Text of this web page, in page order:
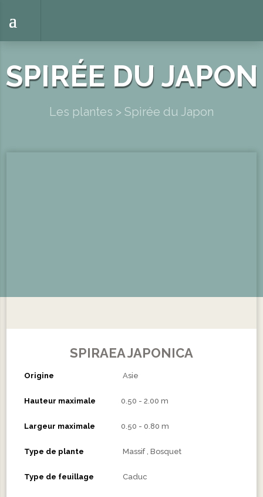
SPIRÉE DU JAPON
Les plantes > Spirée du Japon
SPIRAEA JAPONICA
Origine Asie
Hauteur maximale 0.50 - 2.00 m
Largeur maximale 0.50 - 0.80 m
Type de plante Massif Bosquet
Type de feuillage Caduc